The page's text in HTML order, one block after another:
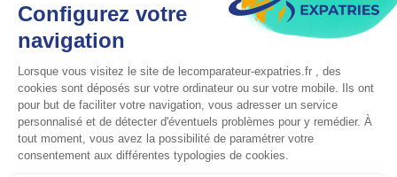
Accoucher À L’étranger :
Complet Pour Les Expatriés
novembre 24, 2025
Lire plus »
Expatriés Français Aux Émirats